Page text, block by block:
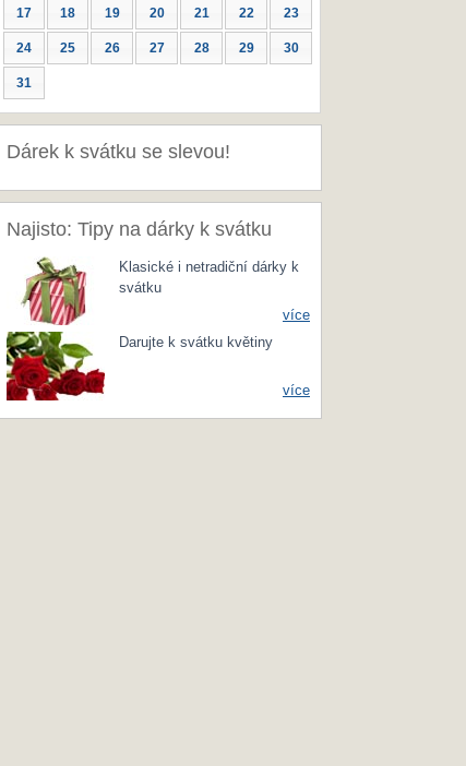
17 18 19 20 21 22 23
24 25 26 27 28 29 30
31
Dárek k svátku se slevou!
Najisto: Tipy na dárky k svátku
Klasické i netradiční dárky k
svátku
více
Darujte k svátku květiny
více